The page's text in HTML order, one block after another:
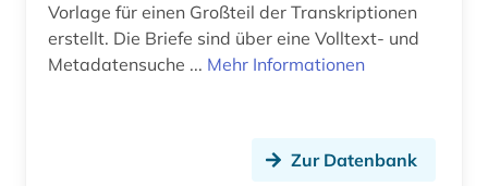
polizeirecht (1)
porzellan (1)
Vorlage für einen Großteil der Transkriptionen
erstellt. Die Briefe sind über eine Volltext- und
Metadatensuche ... Mehr Informationen
Zur Datenbank